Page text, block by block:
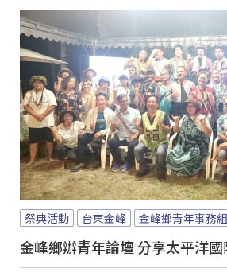
祭典活動 台東金峰 金峰鄉青年事務
金峰鄉辦青年論壇 分享太平洋